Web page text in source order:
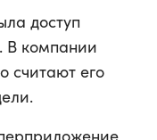
доступ
В компании
считают его